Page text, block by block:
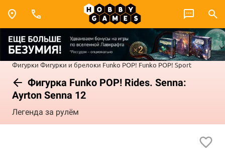
Фигурки Фигурки и брелоки Funko POP! Funko POP! Sport
Фигурка Funko POP! Rides. Senna:
Ayrton Senna 12
Легенда за рулём